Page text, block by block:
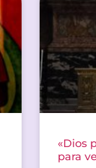
«Dios
para